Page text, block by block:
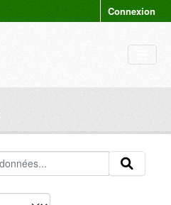
Connexion